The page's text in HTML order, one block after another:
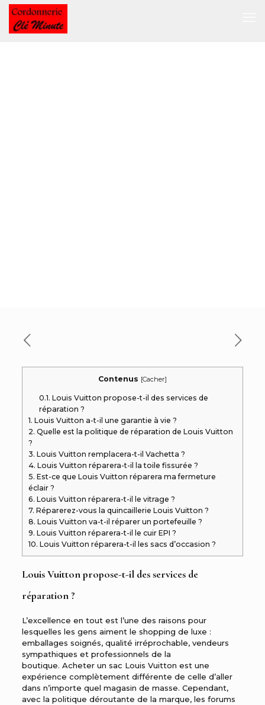
Contenus [Cacher]
0.1. Louis Vuitton propose-t-il des services de
réparation ?
1. Louis Vuitton a-t-il une garantie à vie ?
2. Quelle est la politique de réparation de Louis Vuitton
?
3. Louis Vuitton remplacera-t-il Vachetta ?
4. Louis Vuitton réparera-t-il la toile fissurée ?
5. Est-ce que Louis Vuitton réparera ma fermeture
éclair ?
6. Louis Vuitton réparera-t-il le vitrage ?
7. Réparerez-vous la quincaillerie Louis Vuitton ?
8. Louis Vuitton va-t-il réparer un portefeuille ?
9. Louis Vuitton réparera-t-il le cuir EPI ?
10. Louis Vuitton réparera-t-il les sacs d’occasion ?
Louis Vuitton propose-t-il des services de
réparation ?
L’excellence en tout est l’une des raisons pour
lesquelles les gens aiment le shopping de luxe :
emballages soignés, qualité irréprochable, vendeurs
sympathiques et professionnels de la
boutique. Acheter un sac Louis Vuitton est une
expérience complètement différente de celle d’aller
dans n’importe quel magasin de masse. Cependant,
avec la politique déroutante de la marque, les forums